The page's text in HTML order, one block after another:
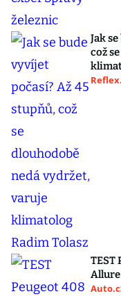
Jak
což
TEST